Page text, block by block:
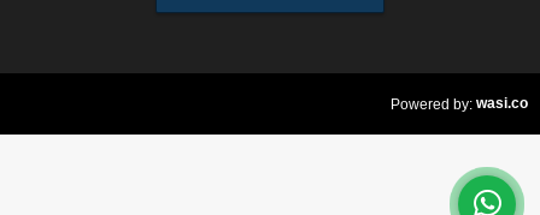
Powered by: wasi.co